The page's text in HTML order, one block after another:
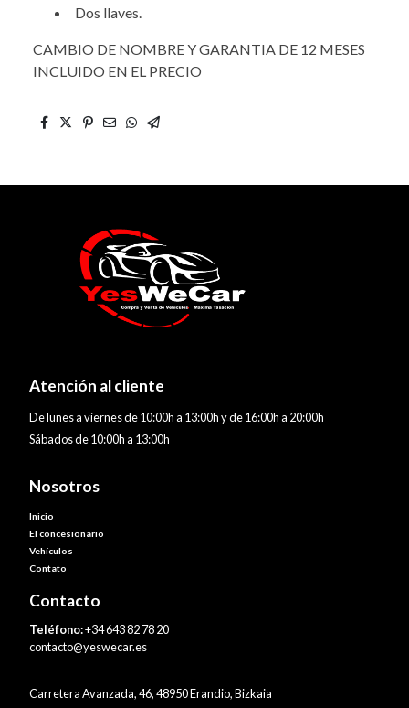
Dos llaves.
CAMBIO DE NOMBRE Y GARANTIA DE 12 MESES
INCLUIDO EN EL PRECIO
Atención al cliente
De lunes a viernes de 10:00h a 13:00h y de 16:00h a 20:00h
Sábados de 10:00h a 13:00h
Nosotros
Inicio
El concesionario
Vehículos
Contato
Contacto
Teléfono:+34 643 82 78 20
contacto@yeswecar.es
Carretera Avanzada, 46, 48950 Erandio, Bizkaia